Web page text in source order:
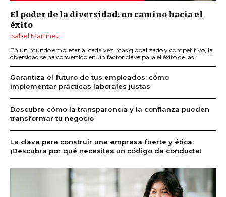
El poder de la diversidad: un camino hacia el
éxito
Isabel Martínez
En un mundo empresarial cada vez más globalizado y competitivo, la
diversidad se ha convertido en un factor clave para el éxito de las...
Garantiza el futuro de tus empleados: cómo
implementar prácticas laborales justas
Descubre cómo la transparencia y la confianza pueden
transformar tu negocio
La clave para construir una empresa fuerte y ética:
¡Descubre por qué necesitas un código de conducta!